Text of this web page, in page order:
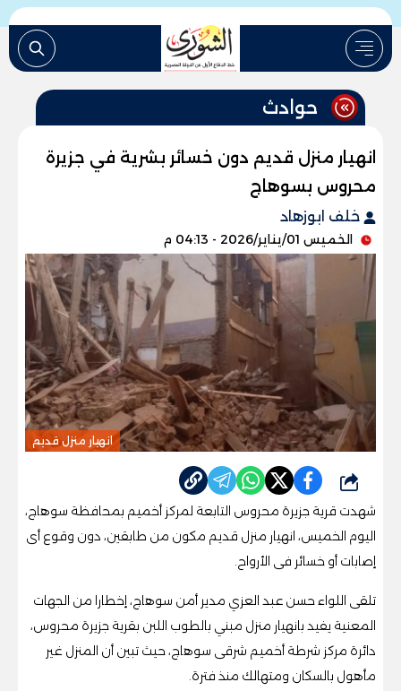
حوادث
انهيار منزل قديم دون خسائر بشرية في جزيرة
محروس بسوهاج
خلف ابوزهاد
الخميس 01/يناير/2026 - 04:13 م
انهيار منزل قديم
شارك
شهدت قرية جزيرة محروس التابعة لمركز أخميم بمحافظة سوهاج،
اليوم الخميس، انهيار منزل قديم مكون من طابقين، دون وقوع أى
إصابات أو خسائر فى الأرواح.
تلقى اللواء حسن عبد العزي مدير أمن سوهاج، إخطارا من الجهات
المعنية يفيد بانهيار منزل مبني بالطوب اللبن بقرية جزيرة محروس،
دائرة مركز شرطة أخميم شرقى سوهاج، حيث تبين أن المنزل غير
مأهول بالسكان ومتهالك منذ فترة.